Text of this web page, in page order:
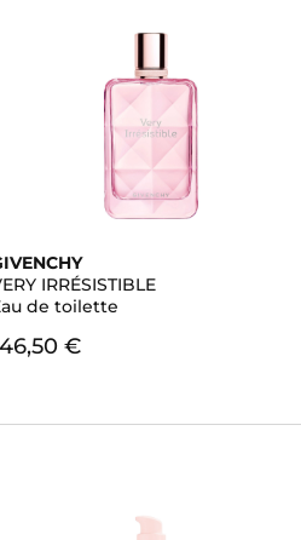
IRRÉSISTIBLE
de toilette
€